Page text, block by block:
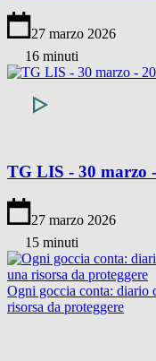
27 marzo 2026
16 minuti
TG LIS - 30 marzo
27 marzo 2026
15 minuti
Ogni goccia conta: diario
risorsa da proteggere